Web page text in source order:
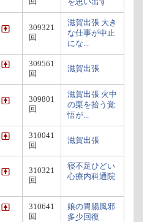
を思い出す
309321
回
滋賀出張 大き
な仕事が中止
にな...
309561
回
滋賀出張
309801
回
滋賀出張 火中
の栗を拾う覚
悟が...
310041
回
滋賀出張
310321
回
寝不足ひどい
心療内科通院
310641
回
娘の胃腸風邪
多少回復